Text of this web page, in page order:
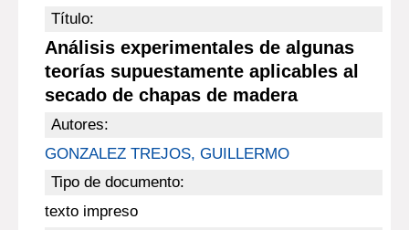
Título:
Análisis experimentales de algunas
teorías supuestamente aplicables al
secado de chapas de madera
Autores:
GONZALEZ TREJOS, GUILLERMO
Tipo de documento:
texto impreso